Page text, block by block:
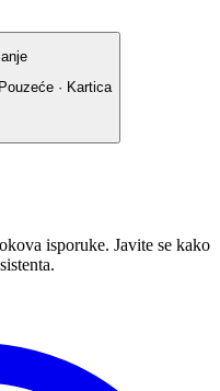
· Kartica
isporuke. Javite se kako